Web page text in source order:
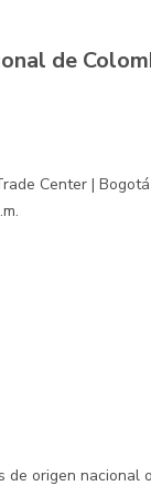
de
Center | Bogotá
de origen